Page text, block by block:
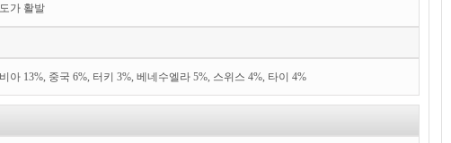
가 활발
아 13%, 중국 6%, 터키 3%, 베네수엘라 5%, 스위스 4%, 타이 4%